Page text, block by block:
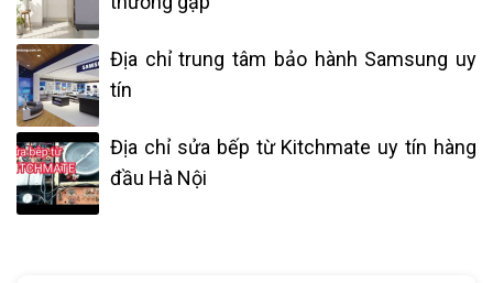
Địa chỉ trung tâm bảo hành Samsung uy
tín
Địa chỉ sửa bếp từ Kitchmate uy tín hàng
đầu Hà Nội